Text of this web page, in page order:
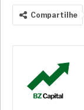
Compartilhe